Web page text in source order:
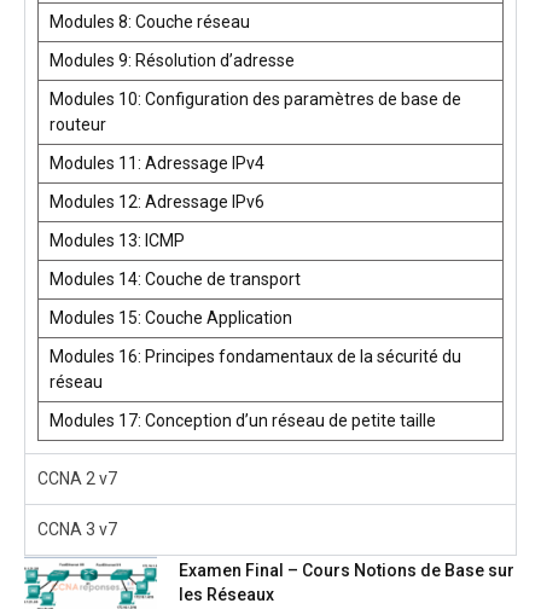
Modules 8: Couche réseau
Modules 9: Résolution d’adresse
Modules 10: Configuration des paramètres de base de
routeur
Modules 11: Adressage IPv4
Modules 12: Adressage IPv6
Modules 13: ICMP
Modules 14: Couche de transport
Modules 15: Couche Application
Modules 16: Principes fondamentaux de la sécurité du
réseau
Modules 17: Conception d’un réseau de petite taille
CCNA 2 v7
CCNA 3 v7
Examen Final – Cours Notions de Base sur
les Réseaux